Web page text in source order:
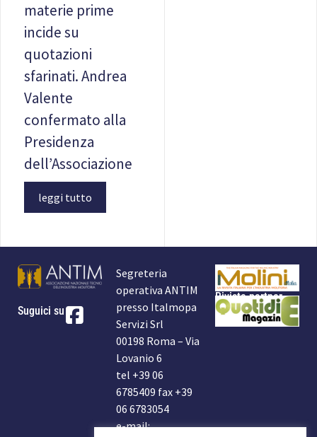
materie prime
incide su
quotazioni
sfarinati. Andrea
Valente
confermato alla
Presidenza
dell’Associazione
leggi tutto
Suguici su
Segreteria
operativa ANTIM
presso Italmopa
Servizi Srl
00198 Roma – Via
Lovanio 6
tel +39 06
6785409 fax +39
06 6783054
e-mail:
Rivista partner